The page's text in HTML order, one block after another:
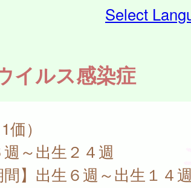
Select
イルス感染症
）
週～出生２４週
間】出生６週～出生１４